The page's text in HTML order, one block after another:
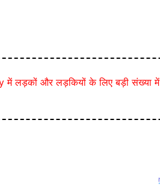
लड़कों और लड़कियों के लिए बड़ी संख्या में